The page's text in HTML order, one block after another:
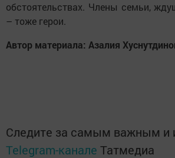
обстоятельствах. Члены семьи,
– тоже герои.
Автор материала: Азалия
Следите за самым важным и
Telegram-канале Татмедиа